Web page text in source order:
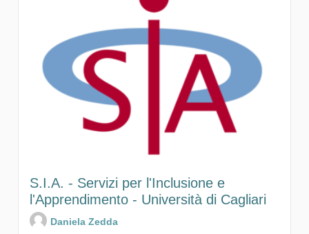
S.I.A. - Servizi per l'Inclusione e
l'Apprendimento - Università di Cagliari
Daniela Zedda